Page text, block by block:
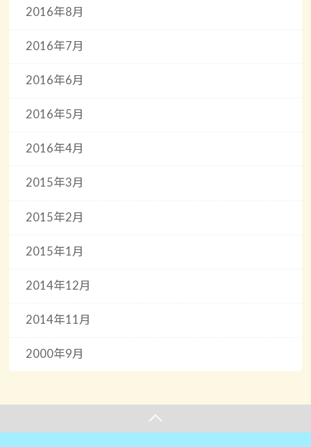
2016年8月
2016年7月
2016年6月
2016年5月
2016年4月
2015年3月
2015年2月
2015年1月
2014年12月
2014年11月
2000年9月